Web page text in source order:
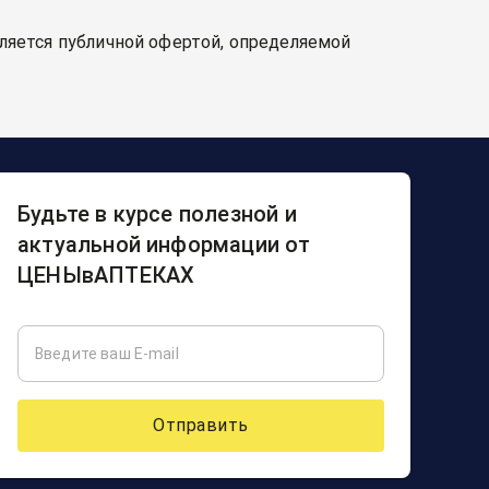
публичной офертой, определяемой
Будьте в курсе полезной и
актуальной информации от
ЦЕНЫвАПТЕКАХ
Отправить